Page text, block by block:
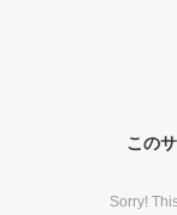
この
Sorry!